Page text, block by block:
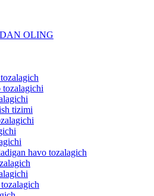
OLING
tizimi
havo tozalagich